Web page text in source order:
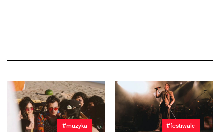
#muzyka #festiwale